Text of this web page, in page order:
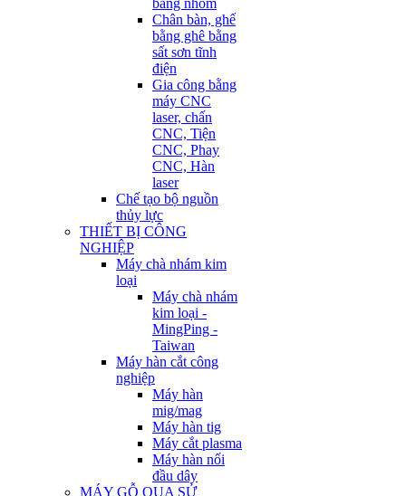
bằng nhôm
Chân bàn, ghế
bằng ghê bằng
sất sơn tĩnh
điện
Gia công bằng
máy CNC
laser, chấn
CNC, Tiện
CNC, Phay
CNC, Hàn
laser
Chế tạo bộ nguồn
thủy lực
THIẾT BỊ CÔNG
NGHIỆP
Máy chà nhám kim
loại
Máy chà nhám
kim loại -
MingPing -
Taiwan
Máy hàn cắt công
nghiệp
Máy hàn
mig/mag
Máy hàn tig
Máy cắt plasma
Máy hàn nối
đầu dây
MÁY GỖ QUA SỬ